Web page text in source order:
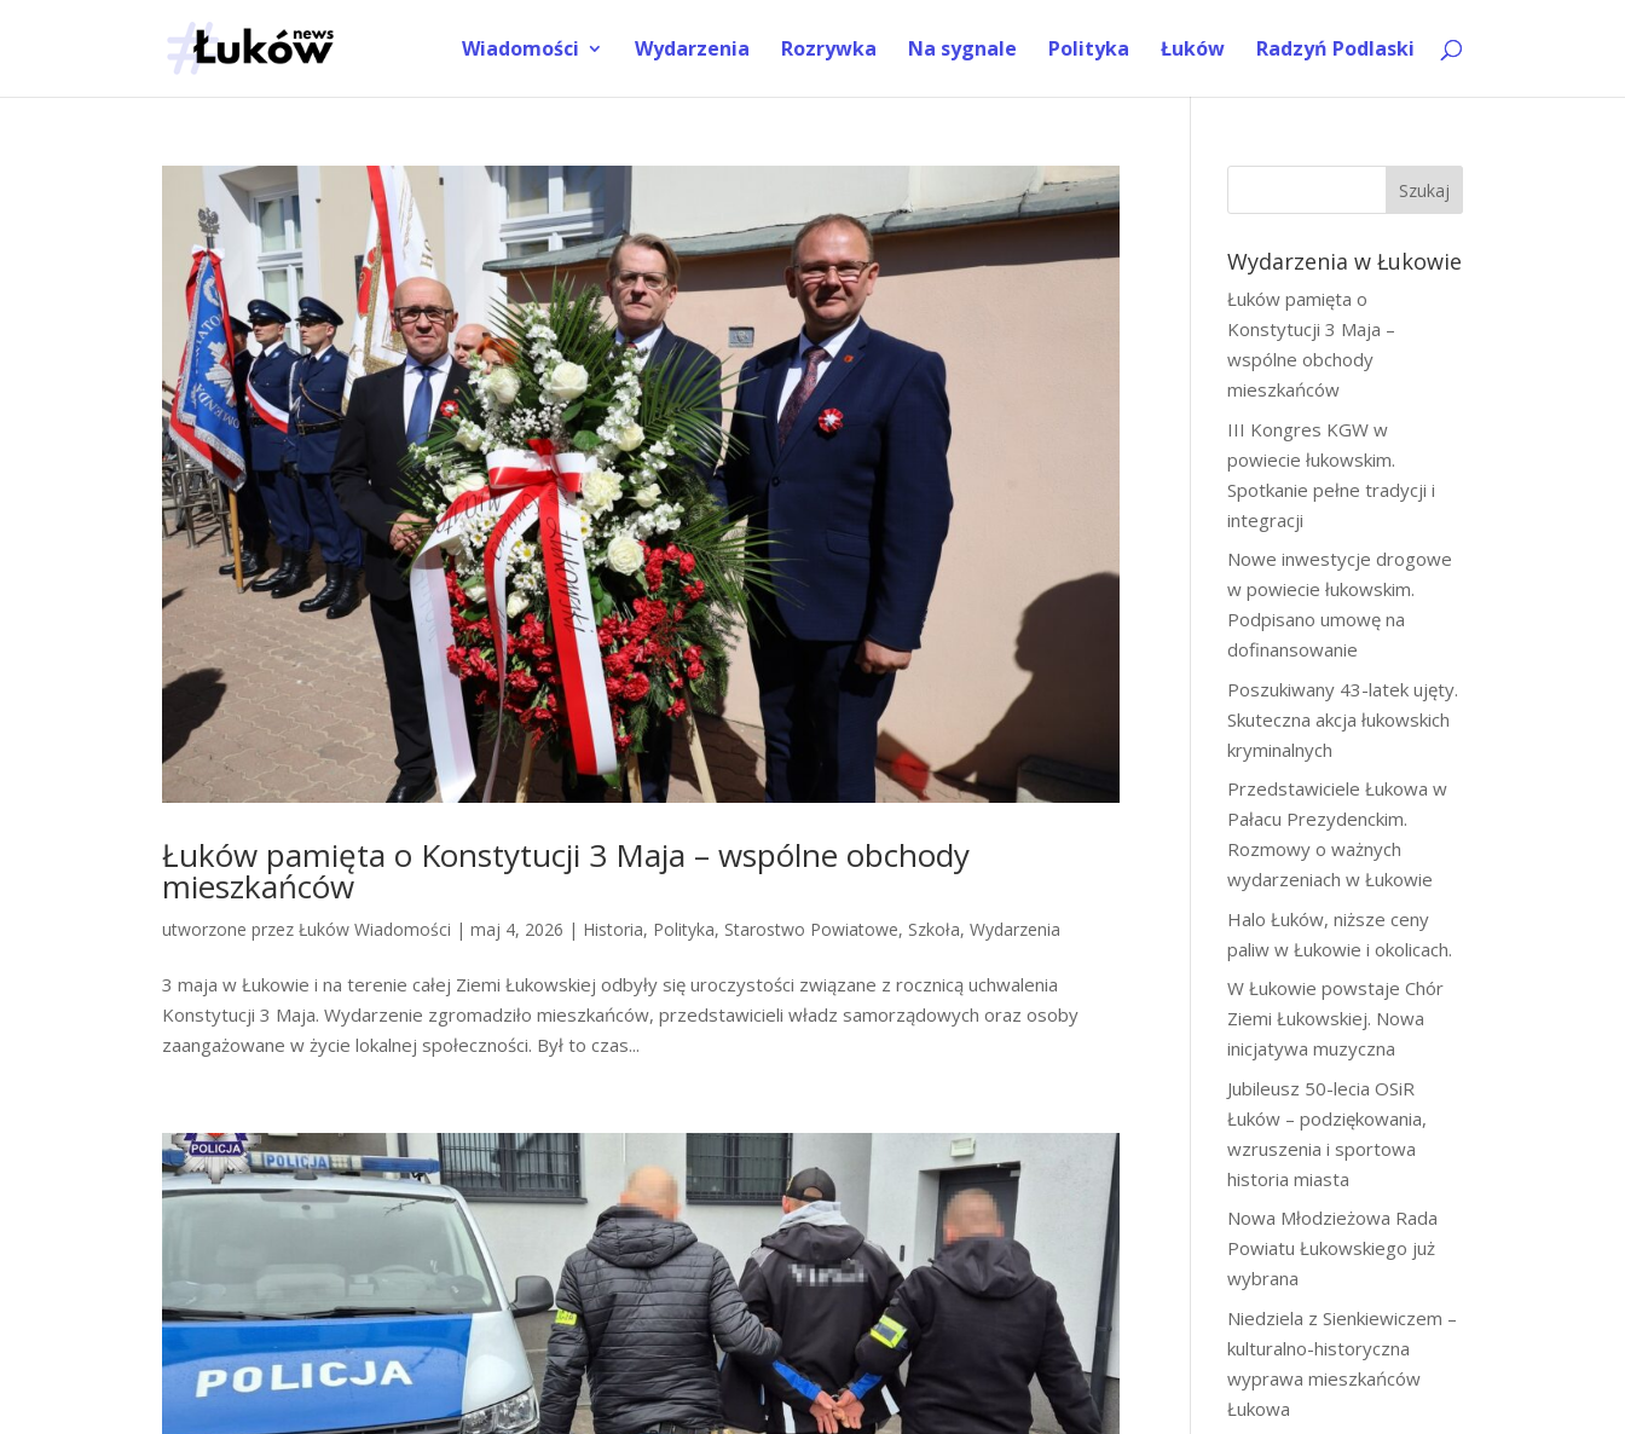
Wiadomości Wydarzenia Rozrywka Na sygnale Polityka Łuków Radzyń Podlaski
Łuków pamięta o Konstytucji 3 Maja – wspólne obchody
mieszkańców
utworzone przezŁuków Wiadomości |maj 4, 2026 | Historia, Polityka, Starostwo Powiatowe, Szkoła,Wydarzenia
3 maja w Łukowie i na terenie całej Ziemi Łukowskiej odbyły się uroczystości związane z rocznicą uchwalenia
Konstytucji 3 Maja. Wydarzenie zgromadziło mieszkańców, przedstawicieli władz samorządowych oraz osoby
zaangażowane w życie lokalnej społeczności. Był to czas...
Szukaj
Wydarzenia w Łukowie
Łuków pamięta o
Konstytucji 3 Maja –
wspólne obchody
mieszkańców
III Kongres KGW w
powiecie łukowskim.
Spotkanie pełne tradycji i
integracji
Nowe inwestycje drogowe
w powiecie łukowskim.
Podpisano umowę na
dofinansowanie
Poszukiwany 43-latek ujęty.
Skuteczna akcja łukowskich
kryminalnych
Przedstawiciele Łukowa w
Pałacu Prezydenckim.
Rozmowy o ważnych
wydarzeniach w Łukowie
Halo Łuków, niższe ceny
paliw w Łukowie i okolicach.
W Łukowie powstaje Chór
Ziemi Łukowskiej. Nowa
inicjatywa muzyczna
Jubileusz 50-lecia OSiR
Łuków – podziękowania,
wzruszenia i sportowa
historia miasta
Nowa Młodzieżowa Rada
Powiatu Łukowskiego już
wybrana
Niedziela z Sienkiewiczem –
kulturalno-historyczna
wyprawa mieszkańców
Łukowa